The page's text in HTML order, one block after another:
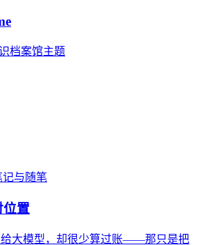
档案馆主题
记与随笔
位置
给大模型，却很少算过账——那只是把